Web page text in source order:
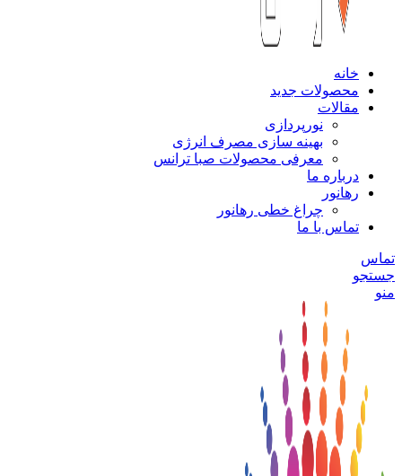
خانه
محصولات جدید
مقالات
نورپردازی
بهینه سازی مصرف انرژی
معرفی محصولات صبا ترانس
درباره ما
رهانور
چراغ خطی رهانور
تماس با ما
تماس
جستجو
منو